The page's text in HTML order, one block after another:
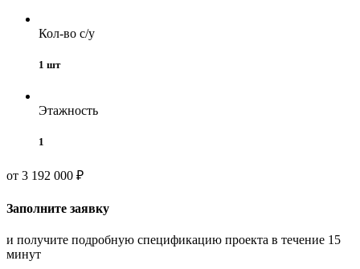
Кол-во с/у
1 шт
Этажность
1
от 3 192 000 ₽
Заполните заявку
и получите подробную спецификацию проекта в течение 15
минут